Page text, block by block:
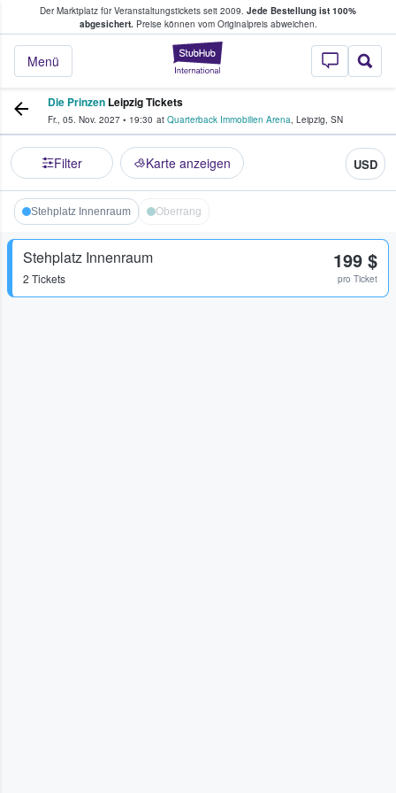
Der Marktplatz für Veranstaltungstickets seit 2009. Jede Bestellung ist 100%
abgesichert.Preise können vom Originalpreis abweichen.
StubHub - Wo
Menü
Tickets kaufen & verkaufen
Die Prinzen Leipzig Tickets
Fr., 05. Nov. 2027 • 19:30 at Quarterback Immobilien Arena, Leipzig, SN
Filter Karte anzeigen USD
Stehplatz Innenraum Oberrang
Stehplatz Innenraum
2 Tickets
199 $
pro Ticket